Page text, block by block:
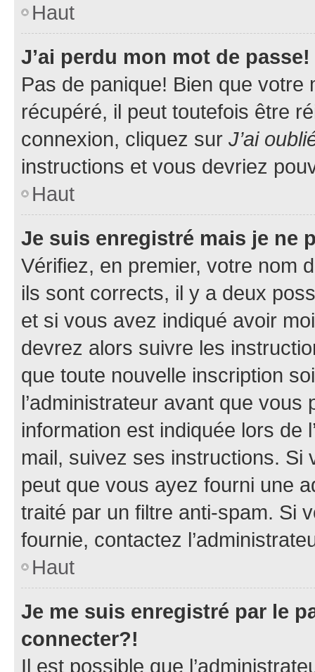
Haut
J’ai perdu mon mot de passe!
Pas de panique! Bien que
récupéré, il peut toutefois être
connexion, cliquez sur J’ai
instructions et vous devriez
Haut
Je suis enregistré mais je ne
Vérifiez, en premier, votre nom
ils sont corrects, il y a deux
et si vous avez indiqué avoir
devrez alors suivre les
que toute nouvelle inscription
l’administrateur avant que
information est indiquée lors de
mail, suivez ses instructions. Si
peut que vous ayez fourni une
traité par un filtre anti-spam. Si
fournie, contactez
Haut
Je me suis enregistré par le
connecter?!
Il est possible que